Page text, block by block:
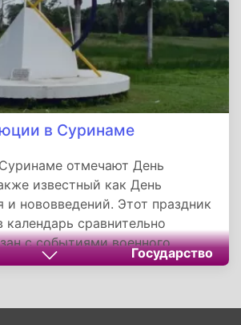
в Суринаме
отмечают День
известный как День
и нововведений. Этот праздник
сравнительно
с событиями военного
года.
Государство